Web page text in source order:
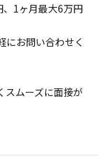
、1ヶ月最大6万円
にお問い合わせく
スムーズに面接が